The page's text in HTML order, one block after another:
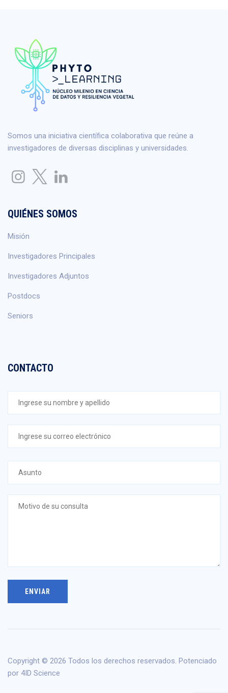
Somos una iniciativa científica colaborativa que reúne a
investigadores de diversas disciplinas y universidades.
QUIÉNES SOMOS
Misión
Investigadores Principales
Investigadores Adjuntos
Postdocs
Seniors
CONTACTO
Copyright © 2026 Todos los derechos reservados. Potenciado
por 4ID Science